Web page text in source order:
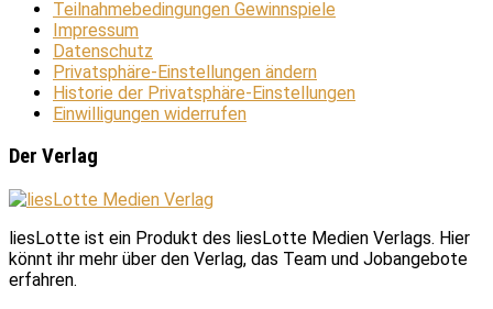
Teilnahmebedingungen Gewinnspiele
Impressum
Datenschutz
Privatsphäre-Einstellungen ändern
Historie der Privatsphäre-Einstellungen
Einwilligungen widerrufen
Der Verlag
liesLotte ist ein Produkt des liesLotte Medien Verlags. Hier
könnt ihr mehr über den Verlag, das Team und Jobangebote
erfahren.